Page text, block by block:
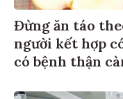
Đừng ăn táo
người kết hợp
có bệnh thận